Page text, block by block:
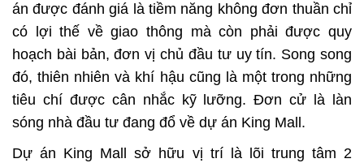
án được đánh giá là tiềm năng không đơn thuần chỉ
có lợi thế về giao thông mà còn phải được quy
hoạch bài bản, đơn vị chủ đầu tư uy tín. Song song
đó, thiên nhiên và khí hậu cũng là một trong những
tiêu chí được cân nhắc kỹ lưỡng. Đơn cử là làn
sóng nhà đầu tư đang đổ về dự án King Mall .
Dự án King Mall
sở hữu vị trí là lõi trung tâm 2